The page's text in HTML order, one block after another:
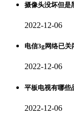
摄像头没坏但是
2022-12-06
电信3g网络已关
2022-12-06
平板电视有哪些
2022-12-06